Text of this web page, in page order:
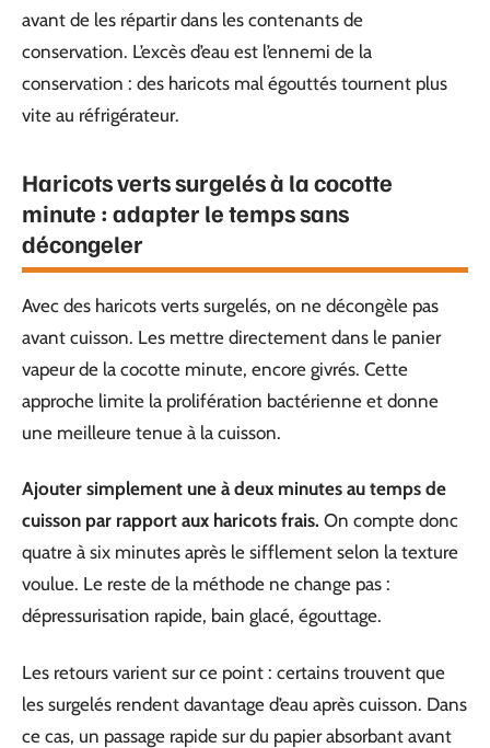
avant de les répartir dans les contenants de
conservation. L’excès d’eau est l’ennemi de la
conservation : des haricots mal égouttés tournent plus
vite au réfrigérateur.
Haricots verts surgelés à la cocotte
minute : adapter le temps sans
décongeler
Avec des haricots verts surgelés, on ne décongèle pas
avant cuisson. Les mettre directement dans le panier
vapeur de la cocotte minute, encore givrés. Cette
approche limite la prolifération bactérienne et donne
une meilleure tenue à la cuisson.
Ajouter simplement une à deux minutes au temps de
cuisson par rapport aux haricots frais. On compte donc
quatre à six minutes après le sifflement selon la texture
voulue. Le reste de la méthode ne change pas :
dépressurisation rapide, bain glacé, égouttage.
Les retours varient sur ce point : certains trouvent que
les surgelés rendent davantage d’eau après cuisson. Dans
ce cas, un passage rapide sur du papier absorbant avant